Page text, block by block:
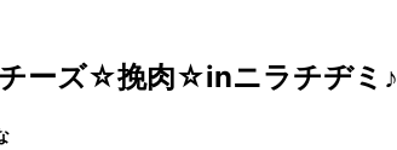
ーズ☆挽肉☆inニラチヂミ♪